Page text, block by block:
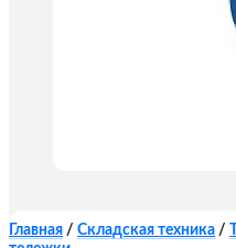
Главная / Складская техника /